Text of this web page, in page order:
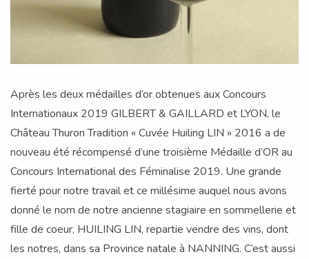
Après les deux médailles d’or obtenues aux Concours
Internationaux 2019 GILBERT & GAILLARD et LYON, le
Château Thuron Tradition « Cuvée Huiling LIN » 2016 a de
nouveau été récompensé d’une troisième Médaille d’OR au
Concours International des Féminalise 2019. Une grande
fierté pour notre travail et ce millésime auquel nous avons
donné le nom de notre ancienne stagiaire en sommellerie et
fille de coeur, HUILING LIN, repartie vendre des vins, dont
les notres, dans sa Province natale à NANNING. C’est aussi